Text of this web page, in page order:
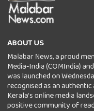
ABOUT US
Malabar News, a proud
Media-India (COMIndia)
was launched on
recognised as an
Kerala’s online media
positive community of